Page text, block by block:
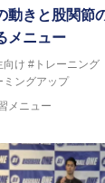
動きと股関節
メニュー
向け #トレーニング
ミングアップ
メニュー